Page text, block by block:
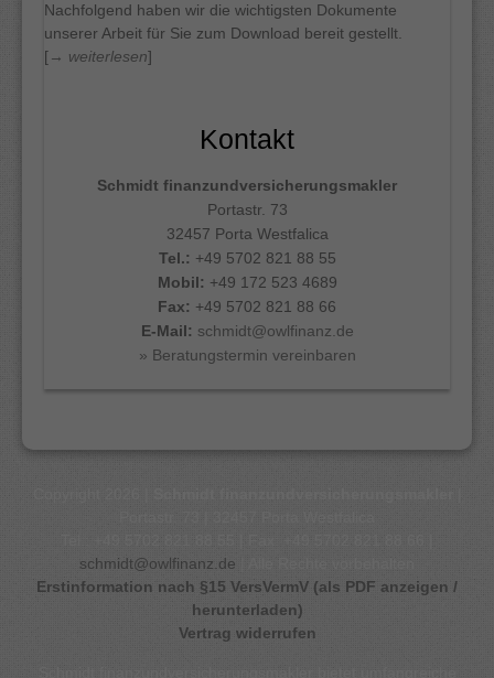
Nachfolgend haben wir die wichtigsten Dokumente
unserer Arbeit für Sie zum Download bereit gestellt.
[→ weiterlesen]
Kontakt
Schmidt finanzundversicherungsmakler
Portastr. 73
32457 Porta Westfalica
Tel.: +49 5702 821 88 55
Mobil: +49 172 523 4689
Fax: +49 5702 821 88 66
E-Mail: schmidt@owlfinanz.de
» Beratungstermin vereinbaren
schmidt@owlfinanz.de
Erstinformation nach §15 VersVermV (als PDF anzeigen /
herunterladen)
Vertrag widerrufen
Schmidt finanzundversicherungsmakler bietet umfangreiche